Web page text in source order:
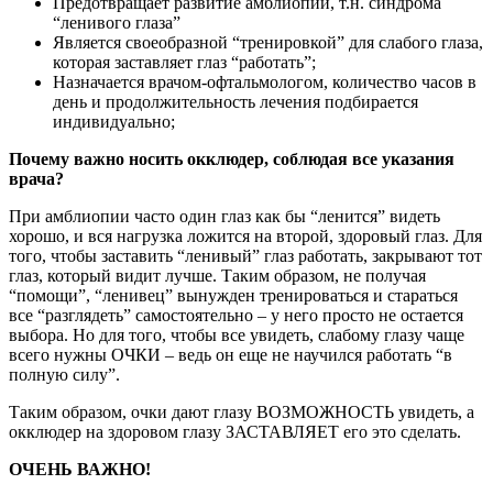
“ленивого глаза”
Является своеобразной “тренировкой” для слабого глаза,
которая заставляет глаз “работать”;
Назначается врачом-офтальмологом, количество часов в
день и продолжительность лечения подбирается
индивидуально;
Почему важно носить окклюдер, соблюдая все указания
врача?
При амблиопии часто один глаз как бы “ленится” видеть
хорошо, и вся нагрузка ложится на второй, здоровый глаз. Для
того, чтобы заставить “ленивый” глаз работать, закрывают тот
глаз, который видит лучше. Таким образом, не получая
“помощи”, “ленивец” вынужден тренироваться и стараться
все “разглядеть” самостоятельно – у него просто не остается
выбора. Но для того, чтобы все увидеть, слабому глазу чаще
всего нужны ОЧКИ – ведь он еще не научился работать “в
полную силу”.
Таким образом, очки дают глазу ВОЗМОЖНОСТЬ увидеть, а
окклюдер на здоровом глазу ЗАСТАВЛЯЕТ его это сделать.
ОЧЕНЬ ВАЖНО!